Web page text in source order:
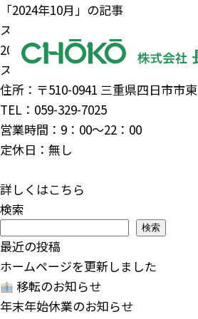
「2024年10月」の記事
スギ薬局四日市日野店オープン！
2024年10月17日 /お知らせ
スギ薬局四日市日野店がオープンし
住所：〒510-0941 三重県四日市市
TEL：059-329-7025
営業時間：9：00～22：00
定休日：無し
詳しくはこちら
検索
検索
最近の投稿
ホームページを更新しました
移転のお知らせ
年末年始休業のお知らせ